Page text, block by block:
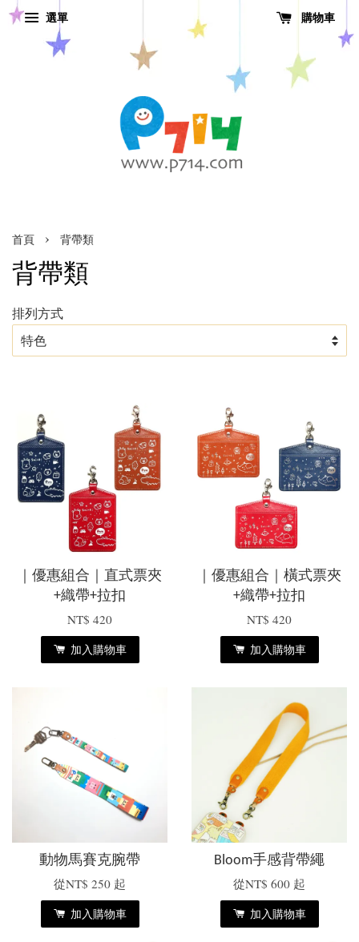
選單 購物車
首頁 › 背帶類
背帶類
排列方式
｜優惠組合｜直式票夾
+織帶+拉扣
NT$ 420
加入購物車
｜優惠組合｜橫式票夾
+織帶+拉扣
NT$ 420
加入購物車
動物馬賽克腕帶
從NT$ 250 起
加入購物車
Bloom手感背帶繩
從NT$ 600 起
加入購物車